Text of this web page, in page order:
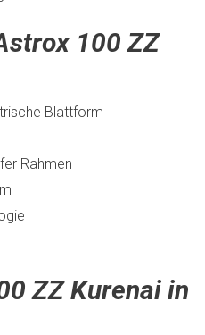
100 ZZ
Blattform
Rahmen
ZZ Kurenai in